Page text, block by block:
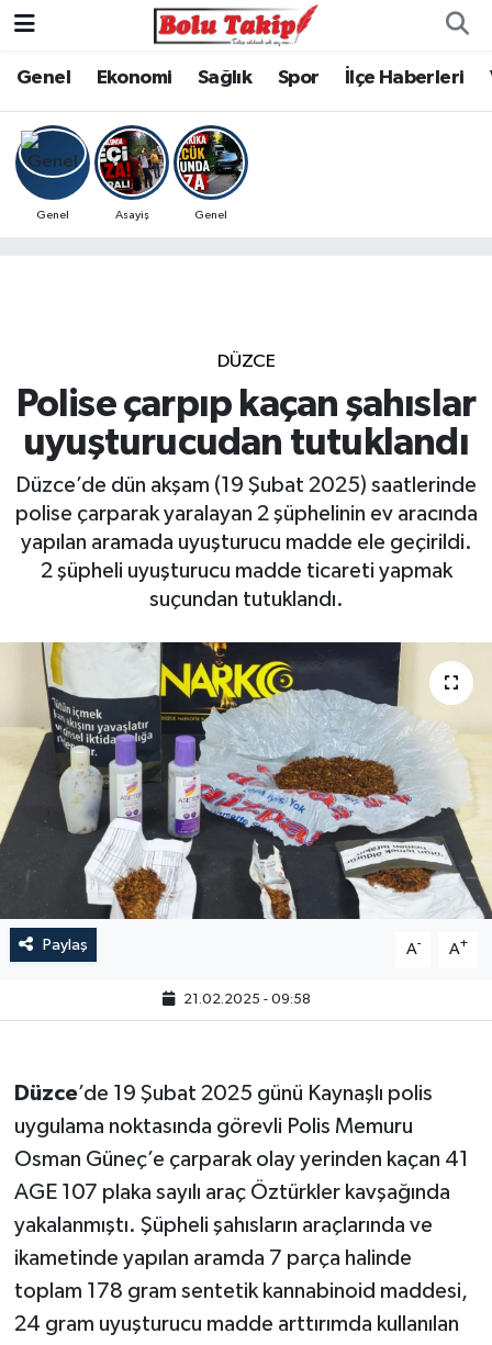
Genel Ekonomi Sağlık Spor İlçe Haberleri
Genel Asayiş Genel
DÜZCE
Polise çarpıp kaçan şahıslar
uyuşturucudan tutuklandı
Düzce’de dün akşam (19 Şubat 2025) saatlerinde
polise çarparak yaralayan 2 şüphelinin ev aracında
yapılan aramada uyuşturucu madde ele geçirildi.
2 şüpheli uyuşturucu madde ticareti yapmak
suçundan tutuklandı.
Paylaş A- A+
21.02.2025 - 09:58
Düzce’de 19 Şubat 2025 günü Kaynaşlı polis
uygulama noktasında görevli Polis Memuru
Osman Güneç’e çarparak olay yerinden kaçan 41
AGE 107 plaka sayılı araç Öztürkler kavşağında
yakalanmıştı. Şüpheli şahısların araçlarında ve
ikametinde yapılan aramda 7 parça halinde
toplam 178 gram sentetik kannabinoid maddesi,
24 gram uyuşturucu madde arttırımda kullanılan